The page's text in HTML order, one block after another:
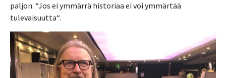
paljon. “Jos ei ymmärrä historiaa ei voi ymmärtää
tulevaisuutta“.